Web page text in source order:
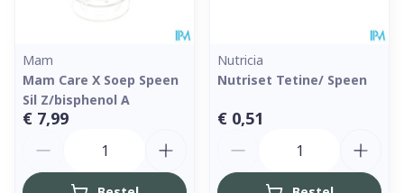
Mam
Mam Care X Soep Speen
Sil Z/bisphenol A
€ 7,99
Nutricia
Nutriset Tetine/ Speen
€ 0,51